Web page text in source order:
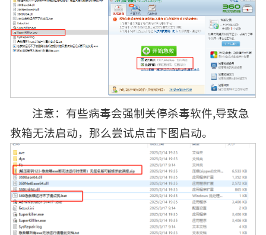
注意：有些病毒会强制关停杀毒软件,导致急
救箱无法启动，那么尝试点击下图启动。